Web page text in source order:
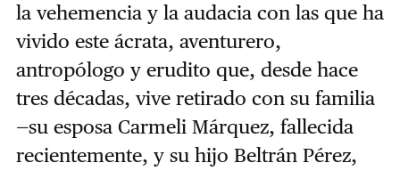
la vehemencia y la audacia con las que ha
vivido este ácrata, aventurero,
antropólogo y erudito que, desde hace
tres décadas, vive retirado con su familia
—su esposa Carmeli Márquez, fallecida
recientemente, y su hijo Beltrán Pérez,